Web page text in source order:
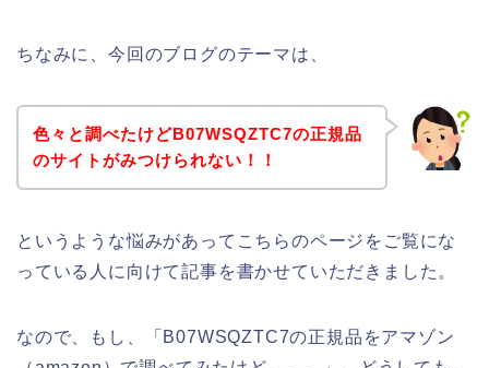
ちなみに、今回のブログのテーマは、
色々と調べたけどB07WSQZTC7の正規品
のサイトがみつけられない！！
というような悩みがあってこちらのページをご覧にな
っている人に向けて記事を書かせていただきました。
なので、もし、「B07WSQZTC7の正規品をアマゾン